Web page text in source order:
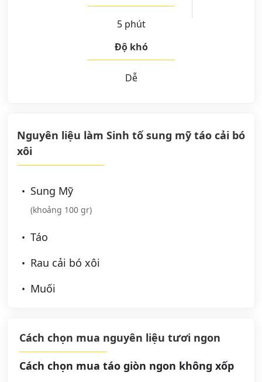
5 phút
Độ khó
Dễ
Nguyên liệu làm Sinh tố sung mỹ táo cải bó
xôi
Sung Mỹ
(khoảng 100 gr)
Táo
Rau cải bó xôi
Muối
Cách chọn mua nguyên liệu tươi ngon
Cách chọn mua táo giòn ngon không xốp